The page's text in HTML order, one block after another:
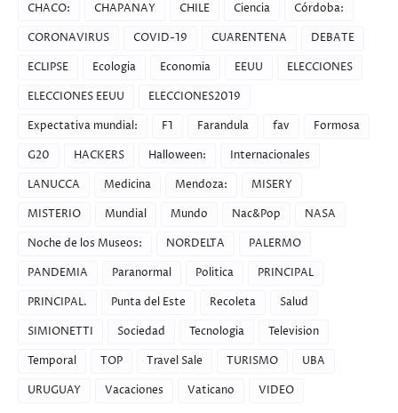
CHACO:
CHAPANAY CHILE Ciencia
Córdoba:
CORONAVIRUS
COVID-19 CUARENTENA
DEBATE
ECLIPSE
Ecologia Economia EEUU
ELECCIONES
ELECCIONES EEUU
ELECCIONES2019
Expectativa mundial:
F1 Farandula fav
Formosa
G20
HACKERS Halloween:
Internacionales
LANUCCA
Medicina Mendoza:
MISERY
MISTERIO
Mundial Mundo Nac&Pop
NASA
Noche de los Museos:
NORDELTA
PALERMO
PANDEMIA
Paranormal Politica
PRINCIPAL
PRINCIPAL.
Punta del Este Recoleta
Salud
SIMIONETTI
Sociedad Tecnologia
Television
Temporal
TOP Travel Sale TURISMO
UBA
URUGUAY
Vacaciones Vaticano VIDEO